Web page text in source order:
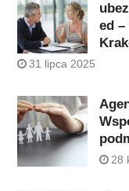
ed
31 lipca 2025
28